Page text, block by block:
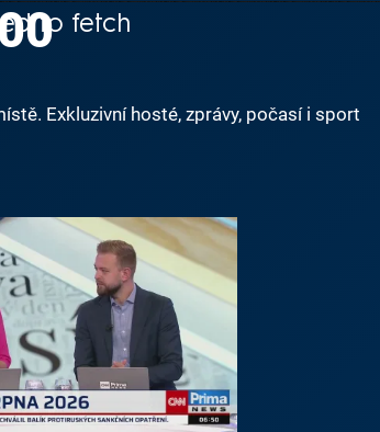
to fetch
Exkluzivní hosté, zprávy, počasí i sport